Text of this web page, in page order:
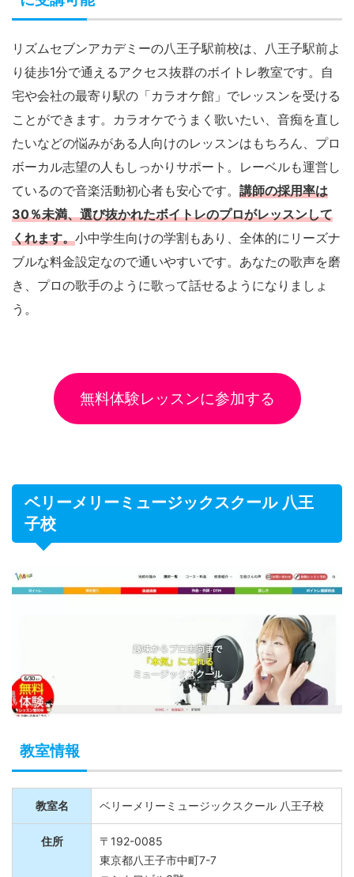
に受講可能
リズムセブンアカデミーの八王子駅前校は、八王子駅前よ
り徒歩1分で通えるアクセス抜群のボイトレ教室です。自
宅や会社の最寄り駅の「カラオケ館」でレッスンを受ける
ことができます。カラオケでうまく歌いたい、音痴を直し
たいなどの悩みがある人向けのレッスンはもちろん、プロ
ボーカル志望の人もしっかりサポート。レーベルも運営し
ているので音楽活動初心者も安心です。 講師の採用率は
30％未満、選び抜かれたボイトレのプロがレッスンして
くれます。 小中学生向けの学割もあり、全体的にリーズナ
ブルな料金設定なので通いやすいです。あなたの歌声を磨
き、プロの歌手のように歌って話せるようになりましょ
う。
無料体験レッスンに参加する
ベリーメリーミュージックスクール 八王
子校
教室情報
教室名 ベリーメリーミュージックスクール 八王子校
住所
〒192-0085
東京都八王子市中町7-7